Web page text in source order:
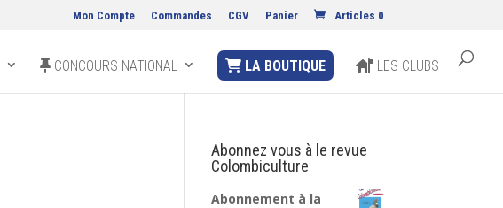
Mon Compte Commandes CGV Panier Articles 0
CONCOURS NATIONAL LA BOUTIQUE LES CLUBS
Abonnez vous à le revue
Colombiculture
Abonnement à la